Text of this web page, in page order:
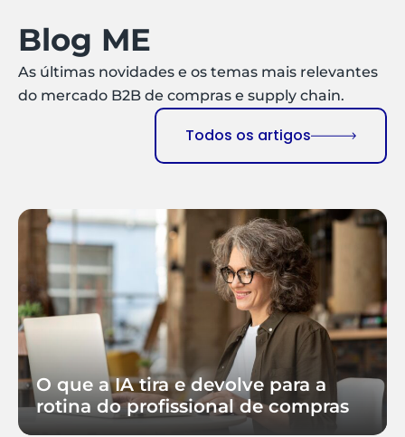
Blog ME
As últimas novidades e os temas mais relevantes
do mercado B2B de compras e supply chain.
Todos os artigos
O que a IA tira e devolve para a
rotina do profissional de compras